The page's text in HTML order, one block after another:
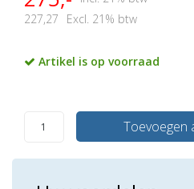
227,27
Excl. 21% btw
Artikel is op voorraad
Toevoegen